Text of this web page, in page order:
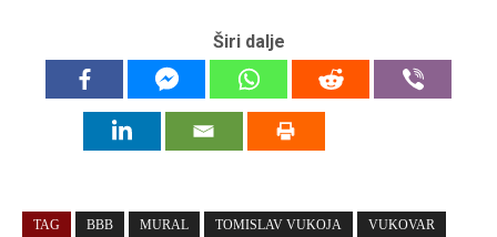
Širi dalje
TAG BBB MURAL TOMISLAV VUKOJA VUKOVAR